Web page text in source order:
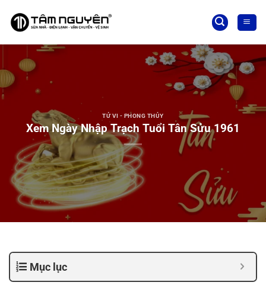
qua
dung
TỬ VI - PHONG THỦY
Xem Ngày Nhập Trạch Tuổi Tân Sửu 1961
Mục lục